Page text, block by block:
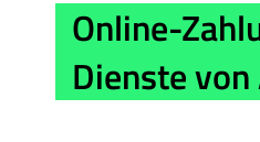
Online-
Dienste von